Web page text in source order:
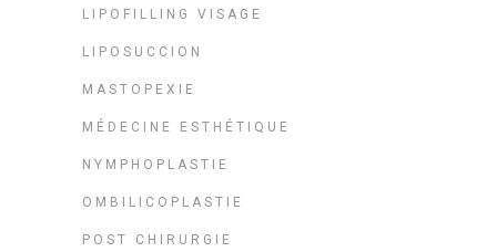
LIPOFILLING VISAGE
LIPOSUCCION
MASTOPEXIE
MÉDECINE ESTHÉTIQUE
NYMPHOPLASTIE
OMBILICOPLASTIE
POST CHIRURGIE